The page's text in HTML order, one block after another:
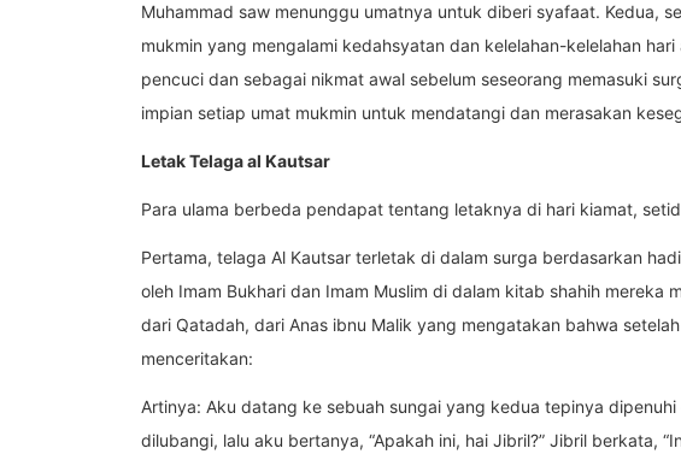
Muhammad saw menunggu umatnya untuk diberi syafaat. Kedua,
mukmin yang mengalami kedahsyatan dan kelelahan-kelelahan
pencuci dan sebagai nikmat awal sebelum seseorang memasuki
impian setiap umat mukmin untuk mendatangi dan merasakan
Letak Telaga al Kautsar
Para ulama berbeda pendapat tentang letaknya di hari kiamat,
Pertama, telaga Al Kautsar terletak di dalam surga berdasarkan
oleh Imam Bukhari dan Imam Muslim di dalam kitab shahih mereka
dari Qatadah, dari Anas ibnu Malik yang mengatakan bahwa
menceritakan:
Artinya: Aku datang ke sebuah sungai yang kedua tepinya
dilubangi, lalu aku bertanya, “Apakah ini, hai Jibril?” Jibril berkata,